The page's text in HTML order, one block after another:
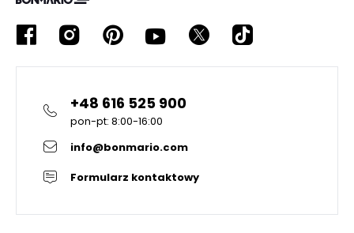
+48 616 525 900
pon-pt: 8:00-16:00
info@bonmario.com
Formularz kontaktowy